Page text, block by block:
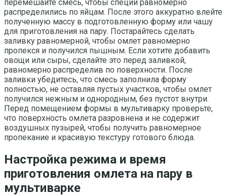
перемешайте смесь, чтобы специи равномерно
распределились по яйцам. После этого аккуратно влейте
полученную массу в подготовленную форму или чашу
для приготовления на пару. Постарайтесь сделать
заливку равномерной, чтобы омлет равномерно
пропекся и получился пышным. Если хотите добавить
овощи или сыры, сделайте это перед заливкой,
равномерно распределив по поверхности. После
заливки убедитесь, что смесь заполнила форму
полностью, не оставляя пустых участков, чтобы омлет
получился нежным и однородным, без пустот внутри.
Перед помещением формы в мультиварку проверьте,
что поверхность омлета разровнена и не содержит
воздушных пузырей, чтобы получить равномерное
пропекание и красивую текстуру готового блюда.
Настройка режима и время
приготовления омлета на пару в
мультиварке